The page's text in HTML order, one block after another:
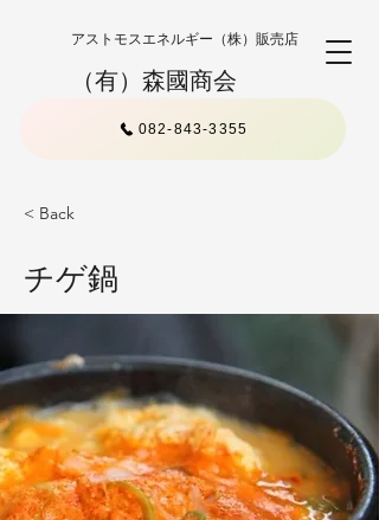
アストモスエネルギー（株）販売店
（有）森國商会
082-843-3355
< Back
チゲ鍋